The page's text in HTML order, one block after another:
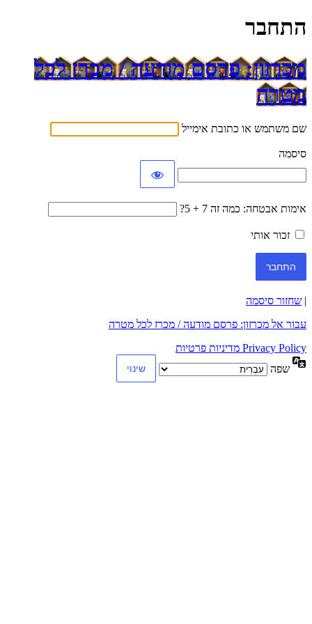
התחבר
מכרזון: פרסם מודעה / מכרז לכל
מטרה
שם משתמש או כתובת אימייל
סיסמה
אימות אבטחה: כמה זה 7 + 5?
זכור אותי
| שחזור סיסמה
עבור אל מכרזון: פרסם מודעה / מכרז לכל מטרה
Privacy Policy מדיניות פרטיות
שפה